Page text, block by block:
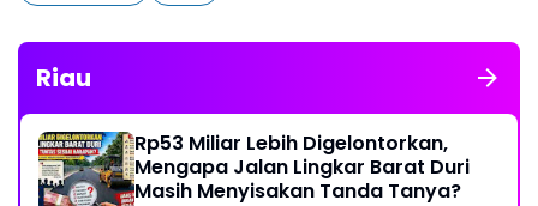
Riau
Rp53 Miliar Lebih Digelontorkan,
Mengapa Jalan Lingkar Barat Duri
Masih Menyisakan Tanda Tanya?